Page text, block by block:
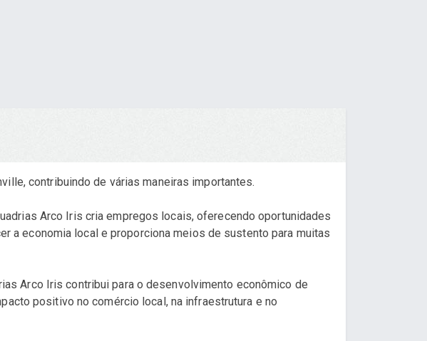
contribuindo de várias maneiras importantes.
Arco Iris cria empregos locais, oferecendo oportunidades
a economia local e proporciona meios de sustento para muitas
Arco Iris contribui para o desenvolvimento econômico de
positivo no comércio local, na infraestrutura e no